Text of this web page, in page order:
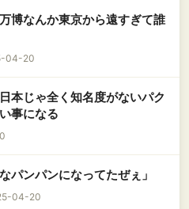
博なんか東京から遠すぎて誰
04-20
本じゃ全く知名度がないパク
事になる
パンパンになってたぜぇ」
04-20